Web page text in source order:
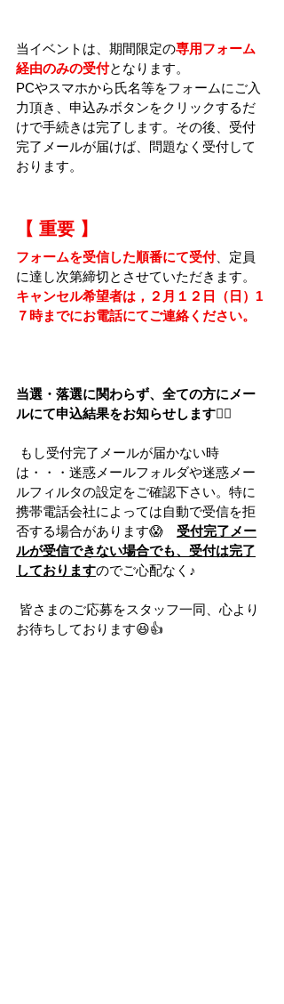
当イベントは、期間限定の専用フォーム
経由のみの受付となります。
PCやスマホから氏名等をフォームにご入
力頂き、申込みボタンをクリックするだ
けで手続きは完了します。その後、受付
完了メールが届けば、問題なく受付して
おります。‍
【 重要 】
フォームを受信した順番にて受付、 定員
に達し次第締切とさせていただきます。
キャンセル希望者は，２月１２日（日）1
７時までにお電話にてご連絡ください。
当選・落選に関わらず、全ての方にメー
ルにて申込結果をお知らせします🙇‍♂️
は・・・迷惑メールフォルダや迷惑メー
ルフィルタの設定をご確認下さい。特に
携帯電話会社によっては自動で受信を拒
否する場合があります😱 受付完了メー
ルが受信できない場合でも、受付は完了
しておりますのでご心配なく♪
お待ちしております😆👍